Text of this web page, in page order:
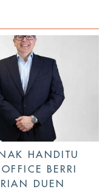
HANDITU
BERRI
DUEN